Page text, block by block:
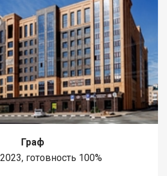
Граф
готовность 100%